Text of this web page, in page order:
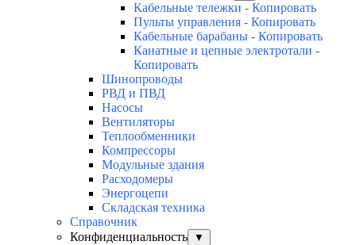
Кабельные тележки - Копировать
Пульты управления - Копировать
Кабельные барабаны - Копировать
Канатные и цепные электротали -
Копировать
Шинопроводы
РВД и ПВД
Насосы
Вентиляторы
Теплообменники
Компрессоры
Модульные здания
Расходомеры
Энергоцепи
Складская техника
Справочник
Конфиденциальность
▼